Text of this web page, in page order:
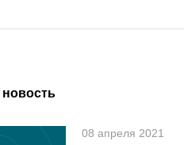
08 апреля 2021